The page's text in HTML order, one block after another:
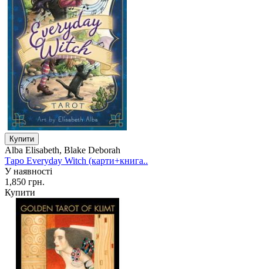
Alba Elisabeth, Blake Deborah
Таро Everyday Witch (карти+книга..
У наявності
1,850 грн.
Купити